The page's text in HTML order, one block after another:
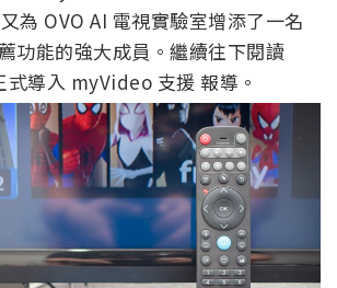
為 OVO AI 電視實驗室增添了一名
功能的強大成員。繼續往下閱讀
式導入 myVideo 支援 報導。